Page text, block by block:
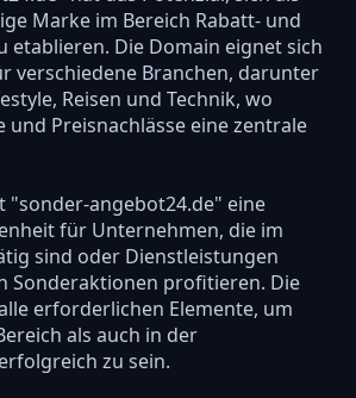
Marke im Bereich Rabatt- und
etablieren. Die Domain eignet sich
verschiedene Branchen, darunter
Reisen und Technik, wo
und Preisnachlässe eine zentrale
"sonder-angebot24.de" eine
für Unternehmen, die im
sind oder Dienstleistungen
Sonderaktionen profitieren. Die
erforderlichen Elemente, um
als auch in der
zu sein.